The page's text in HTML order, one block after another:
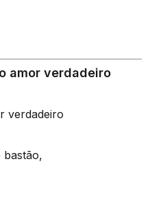
amor verdadeiro
verdadeiro
bastão,